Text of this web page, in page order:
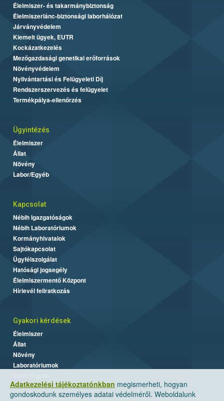
Adatkezelési tájékoztatónkban megismerheti, hogyan
gondoskodunk személyes adatai védelméről. Weboldalunk
Élelmiszer- és takarmánybiztonság
Élelmiszerlánc-biztonsági laborhálózat
Járványvédelem
Kiemelt ügyek, EUTR
Kockázatkezelés
Mezőgazdasági genetikai erőforrások
Növényvédelem
Nyilvántartási és Felügyeleti Díj
Rendszerszervezés és felügyelet
Termékpálya-ellenőrzés
Ügyintézés
Élelmiszer
Állat
Növény
Labor/Egyéb
Kapcsolat
Nébih Igazgatóságok
Nébih Laboratóriumok
Kormányhivatalok
Sajtókapcsolat
Ügyfélszolgálat
Hatósági jogsegély
Élelmiszermentő Központ
Hírlevél feliratkozás
Gyakori kérdések
Élelmiszer
Állat
Növény
Laboratóriumok